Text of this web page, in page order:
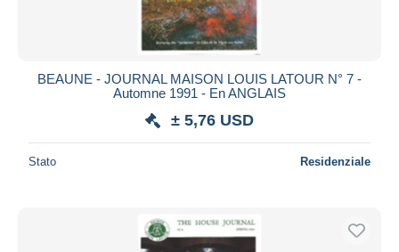
BEAUNE - JOURNAL MAISON LOUIS LATOUR N° 7 -
Automne 1991 - En ANGLAIS
± 5,76 USD
Stato Residenziale